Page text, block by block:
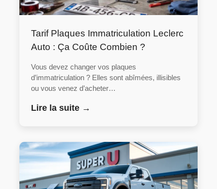
Tarif Plaques Immatriculation Leclerc
Auto : Ça Coûte Combien ?
Vous devez changer vos plaques
d’immatriculation ? Elles sont abîmées, illisibles
ou vous venez d’acheter…
Lire la suite →